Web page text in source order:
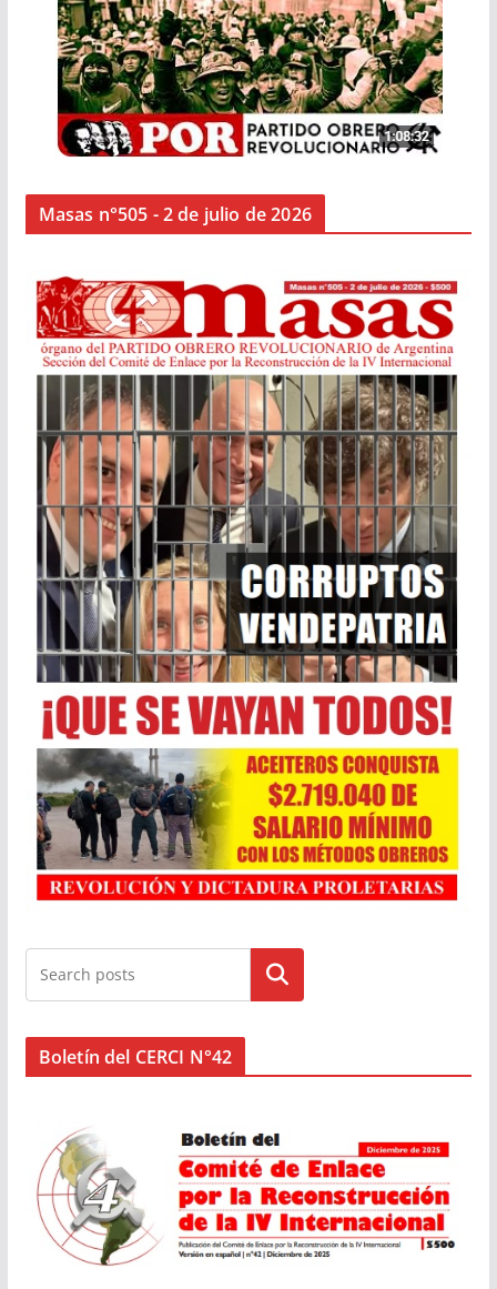
Masas n°505 - 2 de julio de 2026
Buscar
Boletín del CERCI N°42